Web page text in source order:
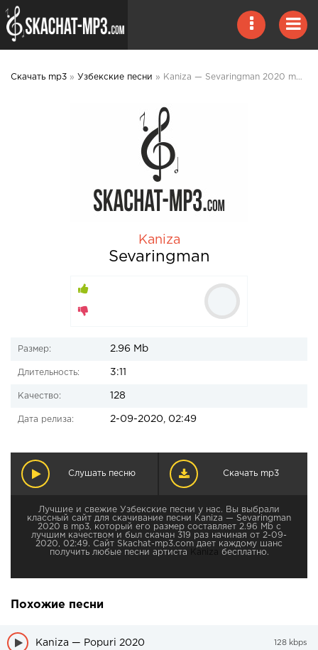
Скачать mp3 » Узбекские песни » Kaniza — Sevaringman 2020 mp3 скачать
Kaniza
Sevaringman
Размер: 2.96 Mb
Длительность: 3:11
Качество: 128
Дата релиза: 2-09-2020, 02:49
Слушать песню Скачать mp3
Лучшие и свежие Узбекские песни у нас. Вы выбрали
классный сайт для скачивание песни Kaniza — Sevaringman
2020 в mp3, который его размер составляет 2.96 Mb с
лучшим качеством и был скачан 319 раз начиная от 2-09-
2020, 02:49. Сайт Skachat-mp3.com дает каждому шанс
получить любые песни артиста
Kaniza бесплатно.
Похожие песни
Kaniza — Popuri 2020 128 kbps